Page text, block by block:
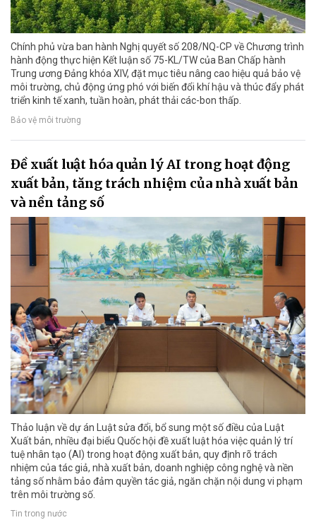
Chính phủ vừa ban hành Nghị quyết số 208/NQ-CP về Chương trình
hành động thực hiện Kết luận số 75-KL/TW của Ban Chấp hành
Trung ương Đảng khóa XIV, đặt mục tiêu nâng cao hiệu quả bảo vệ
môi trường, chủ động ứng phó với biến đổi khí hậu và thúc đẩy phát
triển kinh tế xanh, tuần hoàn, phát thải các-bon thấp.
Bảo vệ môi trường
Đề xuất luật hóa quản lý AI trong hoạt động
xuất bản, tăng trách nhiệm của nhà xuất bản
và nền tảng số
Thảo luận về dự án Luật sửa đổi, bổ sung một số điều của Luật
Xuất bản, nhiều đại biểu Quốc hội đề xuất luật hóa việc quản lý trí
tuệ nhân tạo (AI) trong hoạt động xuất bản, quy định rõ trách
nhiệm của tác giả, nhà xuất bản, doanh nghiệp công nghệ và nền
tảng số nhằm bảo đảm quyền tác giả, ngăn chặn nội dung vi phạm
trên môi trường số.
Tin trong nước